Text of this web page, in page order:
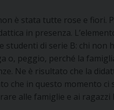
è stata tutte rose e fiori.
in presenza.
di serie B: chi non
o, peggio, perché la
Ne è risultato che la
che in questo momento ci
alle famiglie e ai ragazzi